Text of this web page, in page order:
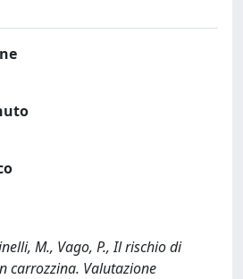
M., Vago, P., Il rischio di
carrozzina. Valutazione